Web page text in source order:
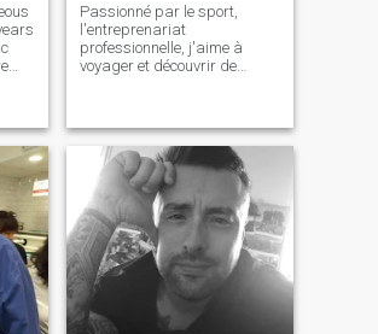
Passionné par le sport,
l'entreprenariat
professionnelle, j'aime à
voyager et découvrir de
développer ma connaissance
de ce magnifique pays tant
par sa géographie, sa
culture